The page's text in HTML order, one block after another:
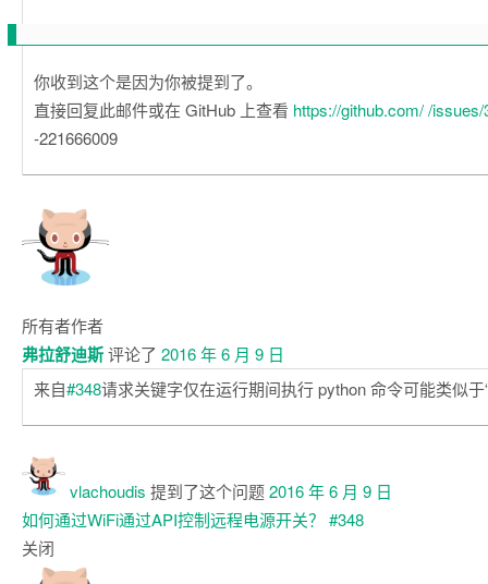
你收到这个是因为你被提到了。
直接回复此邮件或在 GitHub 上查看 https://github.com//issues/
-221666009
所有者作者
弗拉舒迪斯评论了 2016 年 6 月 9 日
来自#348请求关键字仅在运行期间执行 python 命令可能类似于
vlachoudis 提到了这个问题2016 年 6 月 9 日
如何通过WiFi通过API控制远程电源开关？ #348
关闭